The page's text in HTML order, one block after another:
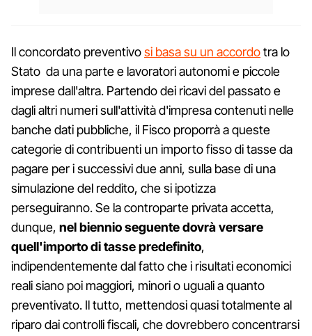
Il concordato preventivosi basa su un accordotra lo
Stato da una parte e lavoratori autonomi e piccole
imprese dall'altra. Partendo dei ricavi del passato e
dagli altri numeri sull'attività d'impresa contenuti nelle
banche dati pubbliche, il Fisco proporrà a queste
categorie di contribuenti un importo fisso di tasse da
pagare per i successivi due anni, sulla base di una
simulazione del reddito, che si ipotizza
perseguiranno. Se la controparte privata accetta,
dunque, nel biennio seguente dovrà versare
quell'importo di tasse predefinito,
indipendentemente dal fatto che i risultati economici
reali siano poi maggiori, minori o uguali a quanto
preventivato. Il tutto, mettendosi quasi totalmente al
riparo dai controlli fiscali, che dovrebbero concentrarsi